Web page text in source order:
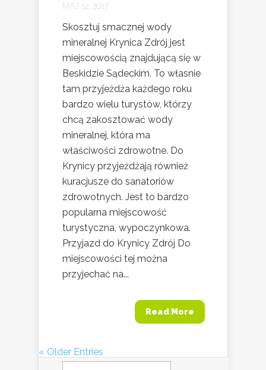
MAJ 12, 2017
Skosztuj smacznej wody
mineralnej Krynica Zdrój jest
miejscowością znajdującą się w
Beskidzie Sądeckim. To własnie
tam przyjeżdża każdego roku
bardzo wielu turystów, którzy
chcą zakosztować wody
mineralnej, która ma
właściwości zdrowotne. Do
Krynicy przyjeżdżają również
kuracjusze do sanatoriów
zdrowotnych. Jest to bardzo
popularna miejscowość
turystyczna, wypoczynkowa.
Przyjazd do Krynicy Zdrój Do
miejscowości tej można
przyjechać na...
Read More
« Older Entries
Szukaj: